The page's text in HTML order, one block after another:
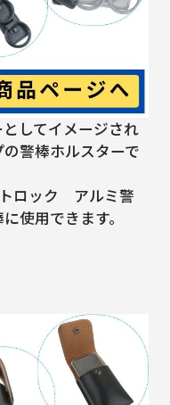
してイメージされ
警棒ホルスターで
ロック アルミ警
用できます。